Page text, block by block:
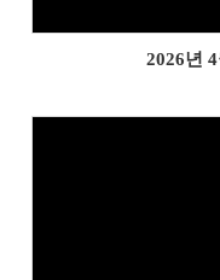
2026년